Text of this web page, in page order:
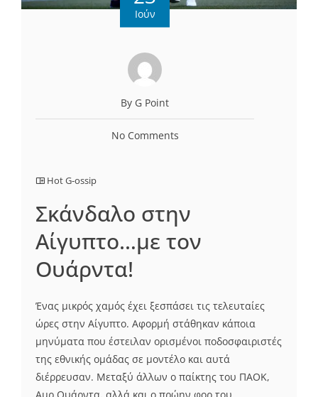
Ιούν
By G Point
No Comments
Hot G-ossip
Σκάνδαλο στην
Αίγυπτο…με τον
Ουάρντα!
Ένας μικρός χαμός έχει ξεσπάσει τις τελευταίες
ώρες στην Αίγυπτο. Αφορμή στάθηκαν κάποια
μηνύματα που έστειλαν ορισμένοι ποδοσφαιριστές
της εθνικής ομάδας σε μοντέλο και αυτά
διέρρευσαν. Μεταξύ άλλων ο παίκτης του ΠΑΟΚ,